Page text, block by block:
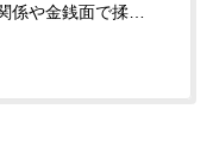
係や金銭面で揉め
、現場で依頼者は